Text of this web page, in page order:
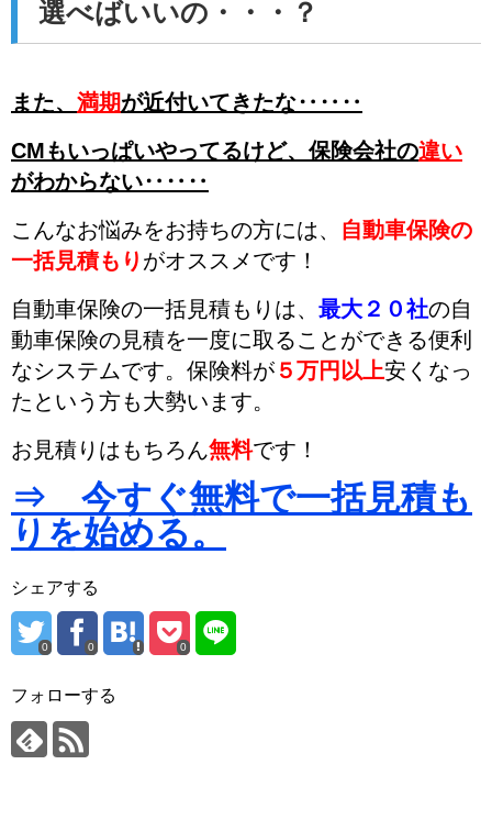
選べばいいの・・・？
また、 満期が近付いてきたな‥‥‥
CMもいっぱいやってるけど、保険会社の違い
がわからない‥‥‥
こんなお悩みをお持ちの方には、 自動車保険の
一括見積もり がオススメです！
自動車保険の一括見積もりは、 最大２０社の自
動車保険の見積を一度に取ることができる便利
なシステムです。 保険料が ５万円以上安くなっ
た という方も大勢います。
お見積りはもちろん無料です！
⇒ 今すぐ無料で一括見積も
りを始める。
シェアする
0 0 0
フォローする